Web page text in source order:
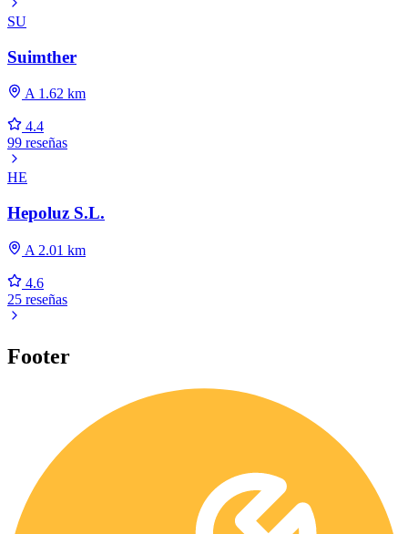
SU
Suimther
A 1.62 km
4.4
99 reseñas
HE
Hepoluz S.L.
A 2.01 km
4.6
25 reseñas
Footer